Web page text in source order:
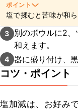
ポイント
塩で揉むと苦味が和
こちらを参考にして
3
別のボウルに2
和えます。
4 器に盛り付け、
コツ・ポイント
塩加減は、お好み